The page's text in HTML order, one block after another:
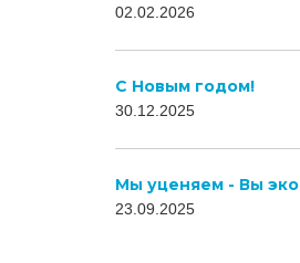
02.02.2026
C Новым годом!
30.12.2025
Мы уценяем - Вы
23.09.2025